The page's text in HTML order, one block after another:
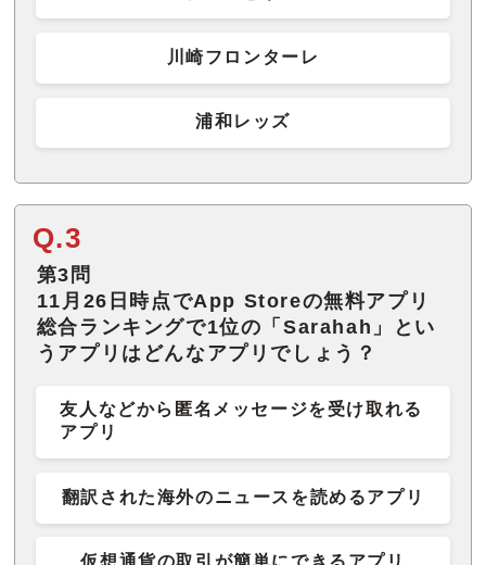
川崎フロンターレ
浦和レッズ
Q.3
第3問
11月26日時点でApp Storeの無料アプリ
総合ランキングで1位の「Sarahah」とい
うアプリはどんなアプリでしょう？
友人などから匿名メッセージを受け取れる
アプリ
翻訳された海外のニュースを読めるアプリ